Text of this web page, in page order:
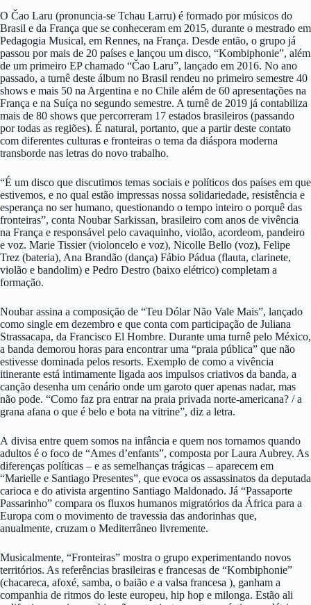
O Čao Laru (pronuncia-se Tchau Larru) é formado por músicos do
Brasil e da França que se conheceram em 2015, durante o mestrado em
Pedagogia Musical, em Rennes, na França. Desde então, o grupo já
passou por mais de 20 países e lançou um disco, “Kombiphonie”, além
de um primeiro EP chamado “Čao Laru”, lançado em 2016. No ano
passado, a turnê deste álbum no Brasil rendeu no primeiro semestre 40
shows e mais 50 na Argentina e no Chile além de 60 apresentações na
França e na Suíça no segundo semestre. A turnê de 2019 já contabiliza
mais de 80 shows que percorreram 17 estados brasileiros (passando
por todas as regiões). É natural, portanto, que a partir deste contato
com diferentes culturas e fronteiras o tema da diáspora moderna
transborde nas letras do novo trabalho.
“É um disco que discutimos temas sociais e políticos dos países em que
estivemos, e no qual estão impressas nossa solidariedade, resistência e
esperança no ser humano, questionando o tempo inteiro o porquê das
fronteiras”, conta Noubar Sarkissan, brasileiro com anos de vivência
na França e responsável pelo cavaquinho, violão, acordeom, pandeiro
e voz. Marie Tissier (violoncelo e voz), Nicolle Bello (voz), Felipe
Trez (bateria), Ana Brandão (dança) Fábio Pádua (flauta, clarinete,
violão e bandolim) e Pedro Destro (baixo elétrico) completam a
formação.
Noubar assina a composição de “Teu Dólar Não Vale Mais”, lançado
como single em dezembro e que conta com participação de Juliana
Strassacapa, da Francisco El Hombre. Durante uma turnê pelo México,
a banda demorou horas para encontrar uma “praia pública” que não
estivesse dominada pelos resorts. Exemplo de como a vivência
itinerante está intimamente ligada aos impulsos criativos da banda, a
canção desenha um cenário onde um garoto quer apenas nadar, mas
não pode. “Como faz pra entrar na praia privada norte-americana? / a
grana afana o que é belo e bota na vitrine”, diz a letra.
A divisa entre quem somos na infância e quem nos tornamos quando
adultos é o foco de “Ames d’enfants”, composta por Laura Aubrey. As
diferenças políticas – e as semelhanças trágicas – aparecem em
“Marielle e Santiago Presentes”, que evoca os assassinatos da deputada
carioca e do ativista argentino Santiago Maldonado. Já “Passaporte
Passarinho” compara os fluxos humanos migratórios da África para a
Europa com o movimento de travessia das andorinhas que,
anualmente, cruzam o Mediterrâneo livremente.
Musicalmente, “Fronteiras” mostra o grupo experimentando novos
territórios. As referências brasileiras e francesas de “Kombiphonie”
(chacareca, afoxé, samba, o baião e a valsa francesa ), ganham a
companhia de ritmos do leste europeu, hip hop e milonga. Estão ali